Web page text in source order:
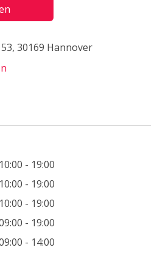
30169 Hannover
10:00 - 19:00
10:00 - 19:00
10:00 - 19:00
- 19:00
- 14:00